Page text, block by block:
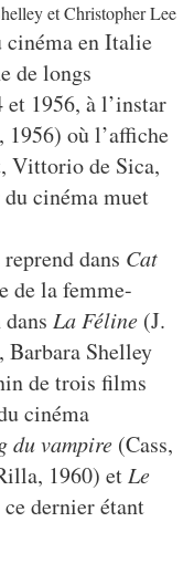
et Christopher Lee
cinéma en Italie
de longs
1956, à l’instar
1956) où l’affiche
Vittorio de Sica,
cinéma muet
dans Cat
de la femme-
La Féline (J.
Barbara Shelley
de trois films
cinéma
du vampire (Cass,
1960) et Le
dernier étant